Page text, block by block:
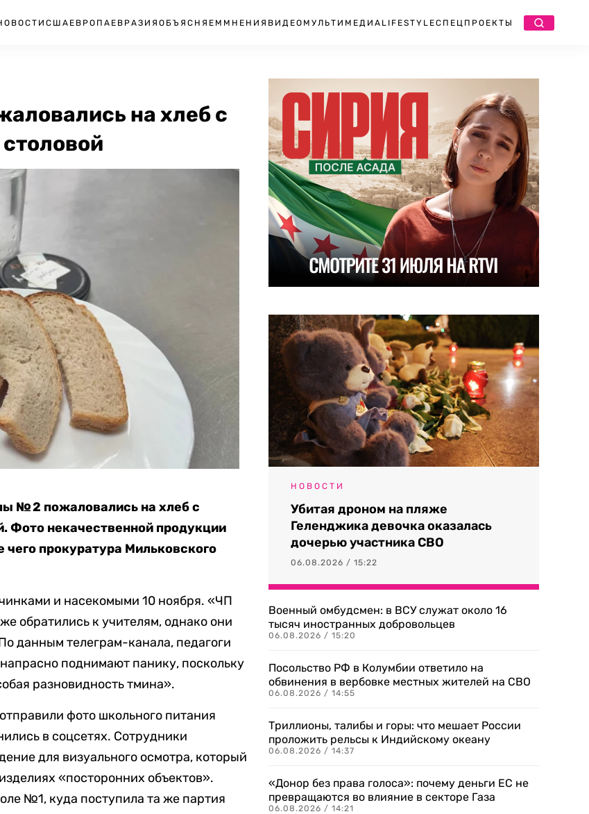
США ЕВРОПА ЕВРАЗИЯ ОБЪЯСНЯЕМ МНЕНИЯ ВИДЕО МУЛЬТИМЕДИА LIFESTYLEСПЕЦПРОЕКТЫ
на хлеб с
№ 2 пожаловались на хлеб с
Фото некачественной продукции
чего прокуратура Мильковского
и насекомыми 10 ноября. «ЧП
обратились к учителям, однако они
данным телеграм-канала, педагоги
поднимают панику, поскольку
разновидность тмина».
фото школьного питания
в соцсетях. Сотрудники
для визуального осмотра, который
«посторонних объектов».
№1, куда поступила та же партия
НОВОСТИ
Убитая дроном на пляже
Геленджика девочка оказалась
дочерью участника СВО
06.08.2026 / 15:22
Военный омбудсмен: в ВСУ служат около 16
тысяч иностранных добровольцев
06.08.2026 / 15:20
Посольство РФ в Колумбии ответило на
обвинения в вербовке местных жителей на СВО
06.08.2026 / 14:55
Триллионы, талибы и горы: что мешает России
проложить рельсы к Индийскому океану
06.08.2026 / 14:37
«Донор без права голоса»: почему деньги ЕС не
превращаются во влияние в секторе Газа
06.08.2026 / 14:21